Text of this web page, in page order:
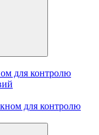
для контролю